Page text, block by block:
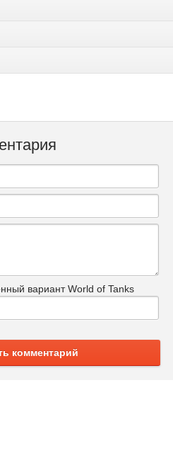
вариант World of Tanks
комментарий